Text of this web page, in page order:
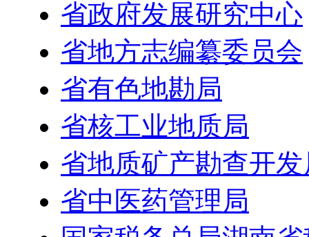
省政府发展研究中心
省地方志编纂委员会
省有色地勘局
省核工业地质局
省地质矿产勘查开发
省中医药管理局